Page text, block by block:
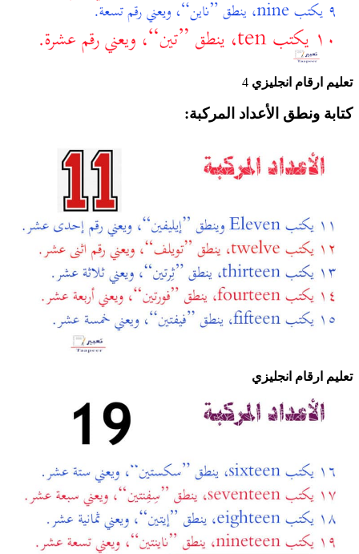
تعليم ارقام انجليزي
كتابة ونطق الأعداد المركبة:
تعليم ارقام انجليزي